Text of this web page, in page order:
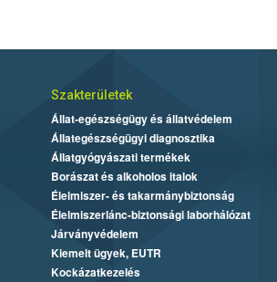
Szakterületek
Állat-egészségügy és állatvédelem
Állategészségügyi diagnosztika
Állatgyógyászati termékek
Borászat és alkoholos italok
Élelmiszer- és takarmánybiztonság
Élelmiszerlánc-biztonsági laborhálózat
Járványvédelem
Kiemelt ügyek, EUTR
Kockázatkezelés